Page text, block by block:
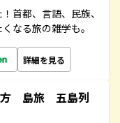
首都、言語、民族、
なる旅の雑学も。
詳細を見る
方 島旅 五島列